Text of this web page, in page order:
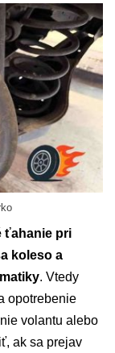
ťahanie pri
koleso a
. Vtedy
opotrebenie
volantu alebo
ak sa prejav